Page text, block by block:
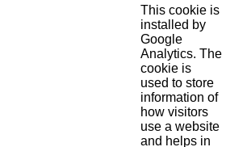
This cookie is
installed by
Google
Analytics. The
cookie is
used to store
information of
how visitors
use a website
and helps in